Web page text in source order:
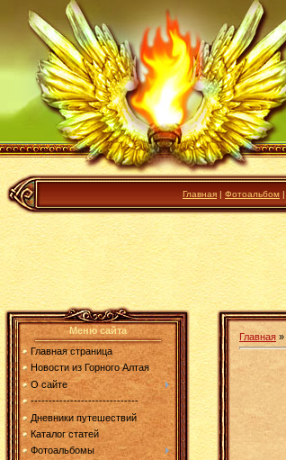
Главная | Фотоальбом |
Меню сайта
Главная страница
Новости из Горного Алтая
О сайте
------------------------------
Дневники путешествий
Каталог статей
Фотоальбомы
Главная »